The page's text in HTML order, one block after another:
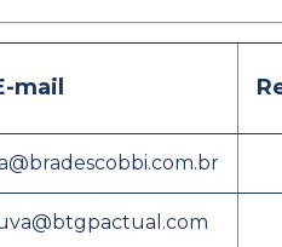
mail